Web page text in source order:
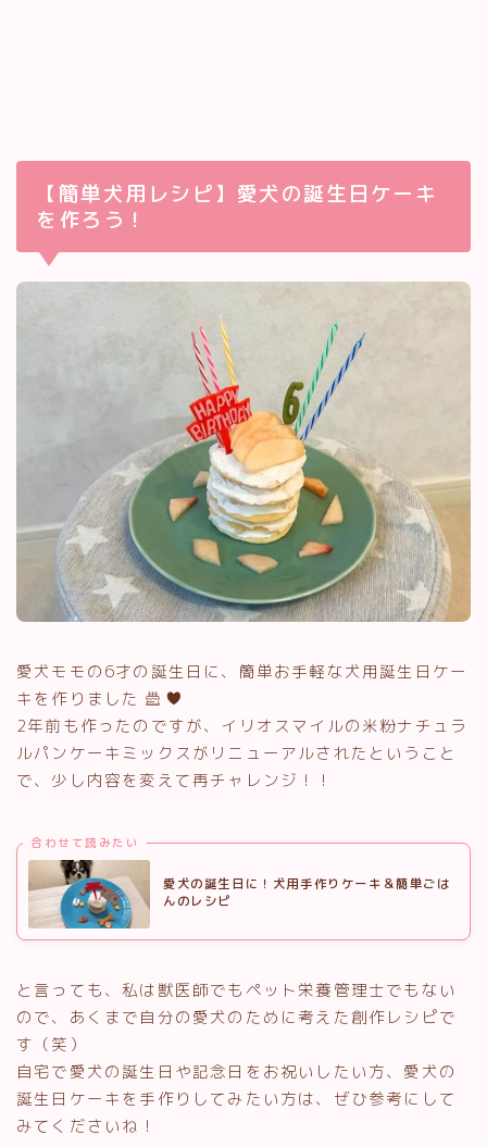
【簡単犬用レシピ】愛犬の誕生日ケーキ
を作ろう！
愛犬モモの6才の誕生日に、簡単お手軽な犬用誕生日ケー
キを作りました
2年前も作ったのですが、イリオスマイルの米粉ナチュラ
ルパンケーキミックスがリニューアルされたということ
で、少し内容を変えて再チャレンジ！！
合わせて読みたい
愛犬の誕生日に！犬用手作りケーキ＆簡単ごは
んのレシピ
と言っても、私は獣医師でもペット栄養管理士でもない
ので、あくまで自分の愛犬のために考えた創作レシピで
す（笑）
自宅で愛犬の誕生日や記念日をお祝いしたい方、愛犬の
誕生日ケーキを手作りしてみたい方は、ぜひ参考にして
みてくださいね！